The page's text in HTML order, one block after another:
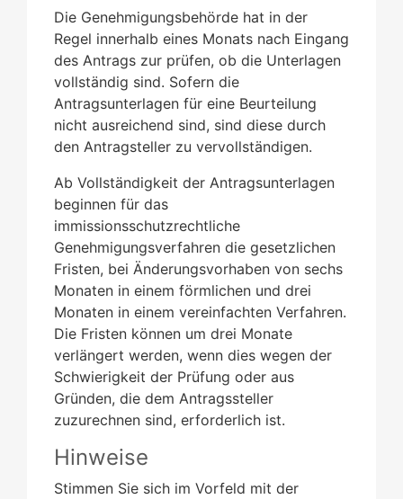
Die Genehmigungsbehörde hat in der
Regel innerhalb eines Monats nach Eingang
des Antrags zur prüfen, ob die Unterlagen
vollständig sind. Sofern die
Antragsunterlagen für eine Beurteilung
nicht ausreichend sind, sind diese durch
den Antragsteller zu vervollständigen.
Ab Vollständigkeit der Antragsunterlagen
beginnen für das
immissionsschutzrechtliche
Genehmigungsverfahren die gesetzlichen
Fristen, bei Änderungsvorhaben von sechs
Monaten in einem förmlichen und drei
Monaten in einem vereinfachten Verfahren.
Die Fristen können um drei Monate
verlängert werden, wenn dies wegen der
Schwierigkeit der Prüfung oder aus
Gründen, die dem Antragssteller
zuzurechnen sind, erforderlich ist.
Hinweise
Stimmen Sie sich im Vorfeld mit der